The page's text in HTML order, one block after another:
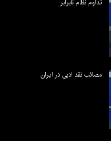
تداوم نظام نابرابر
مصائب نقد ادبی در ایران